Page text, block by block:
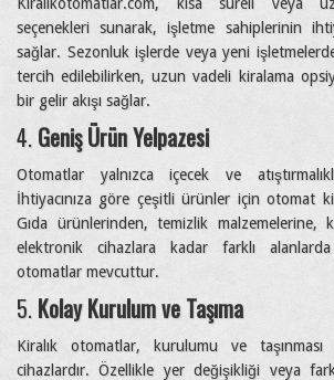
seçenekleri sunarak, işletme sahiplerinin
sağlar. Sezonluk işlerde veya yeni
tercih edilebilirken, uzun vadeli kiralama
bir gelir akışı sağlar.
4. Geniş Ürün Yelpazesi
Otomatlar yalnızca içecek ve
İhtiyacınıza göre çeşitli ürünler için otomat
Gıda ürünlerinden, temizlik malzemelerine,
elektronik cihazlara kadar farklı
otomatlar mevcuttur.
5. Kolay Kurulum ve Taşıma
Kiralık otomatlar, kurulumu ve
cihazlardır. Özellikle yer değişikliği veya